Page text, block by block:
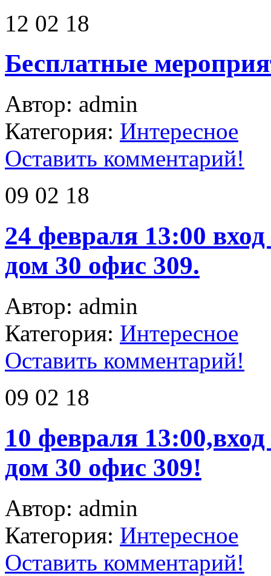
12 02 18
Бесплатные
Автор: admin
Категория: Интересное
Оставить комментарий!
09 02 18
24 февраля 13:00
дом 30 офис 309.
Автор: admin
Категория: Интересное
Оставить комментарий!
09 02 18
10 февраля
дом 30 офис 309!
Автор: admin
Категория: Интересное
Оставить комментарий!